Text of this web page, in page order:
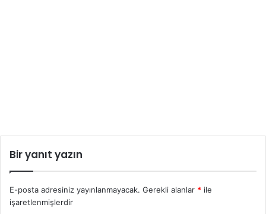
Bir yanıt yazın
E-posta adresiniz yayınlanmayacak. Gerekli alanlar * ile
işaretlenmişlerdir